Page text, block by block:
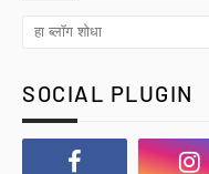
SOCIAL PLUGIN